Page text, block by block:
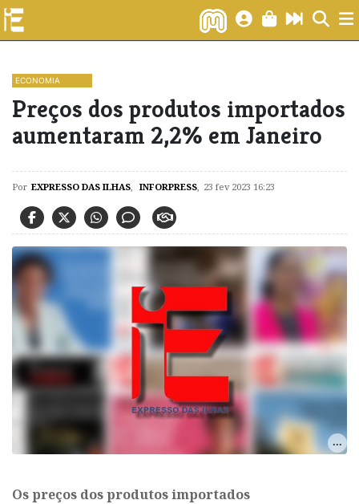
ECONOMIA
Preços dos produtos importados
aumentaram 2,2% em Janeiro
Por EXPRESSO DAS ILHAS, INFORPRESS, 23 fev 2023 16:23
Os preços dos produtos importados